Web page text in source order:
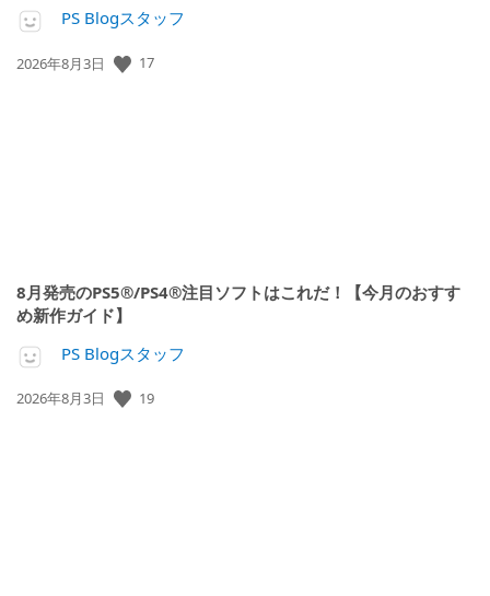
PS Blogスタッフ
公
2026年8月3日 17
8月発売のPS5®/PS4®注目ソフトはこれだ！【今月のおすす
め新作ガイド】
PS Blogスタッフ
公
2026年8月3日 19